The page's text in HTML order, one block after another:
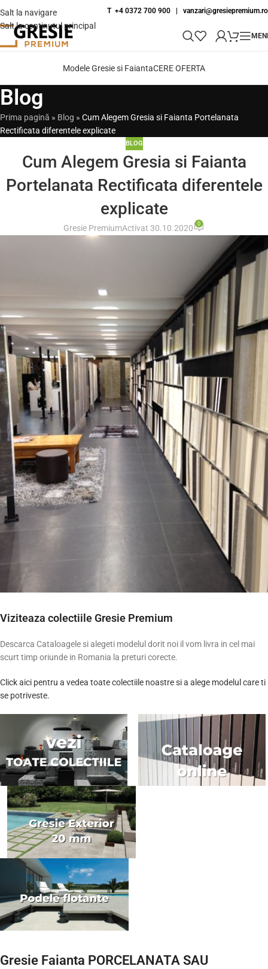
Salt la navigare
Salt la conținutul principal
T +4 0372 700 900 | vanzari@gresiepremium.ro
Modele Gresie si FaiantaCERE OFERTA
Blog
Prima pagină » Blog » Cum Alegem Gresia si Faianta Portelanata
Rectificata diferentele explicate
BLOG
Cum Alegem Gresia si Faianta
Portelanata Rectificata diferentele
explicate
Gresie PremiumActivat 30.10.2020 0
Viziteaza colectiile Gresie Premium
Descarca Cataloagele si alegeti modelul dorit noi il vom livra in cel mai
scurt timp oriunde in Romania la preturi corecte.
Click aici pentru a vedea toate colectiile noastre si a alege modelul care ti
se potriveste.
Gresie Faianta PORCELANATA SAU